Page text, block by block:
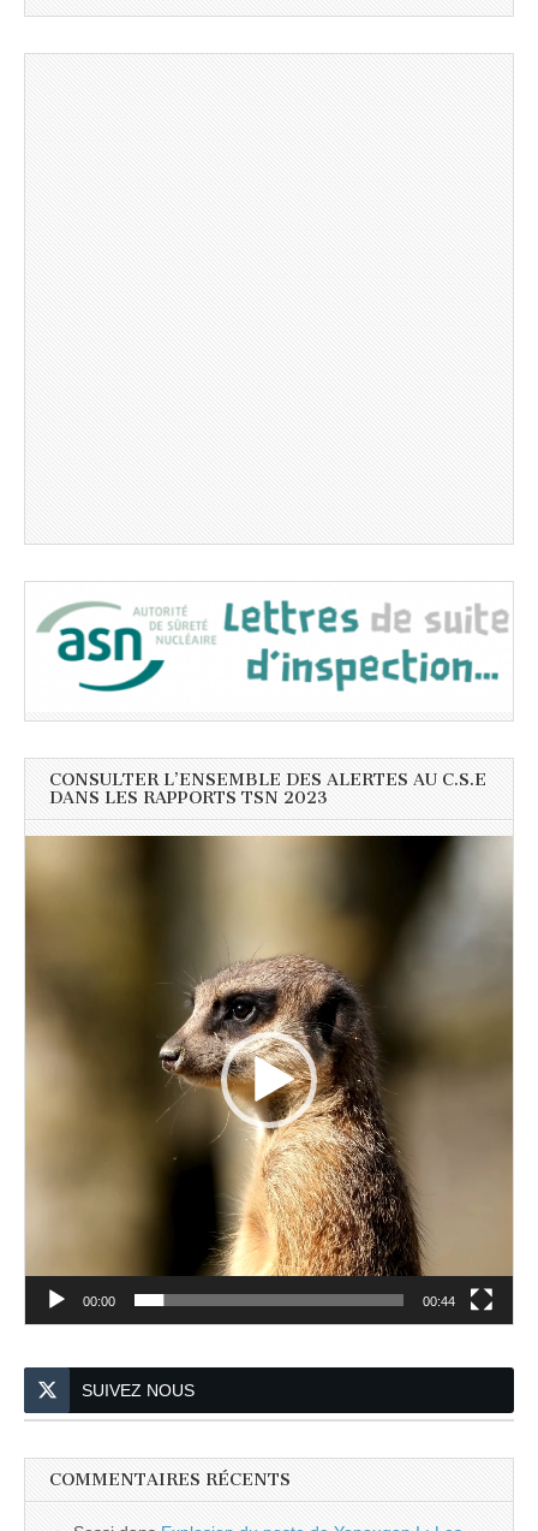
CONSULTER L’ENSEMBLE DES ALERTES AU C.S.E
DANS LES RAPPORTS TSN 2023
00:00 00:44
SUIVEZ NOUS
COMMENTAIRES RÉCENTS